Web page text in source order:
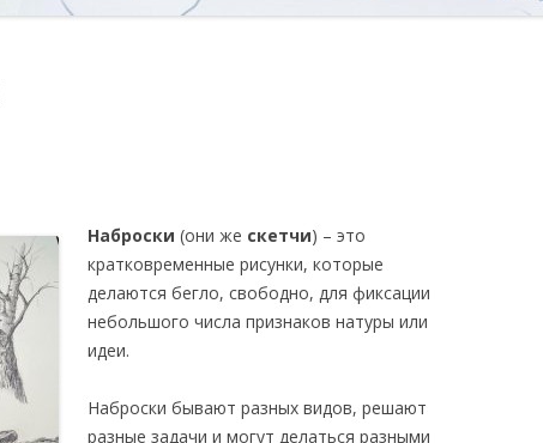
Наброски (они же скетчи) – это
кратковременные рисунки, которые
делаются бегло, свободно, для фиксации
небольшого числа признаков натуры или
идеи.
Наброски бывают разных видов, решают
разные задачи и могут делаться разными